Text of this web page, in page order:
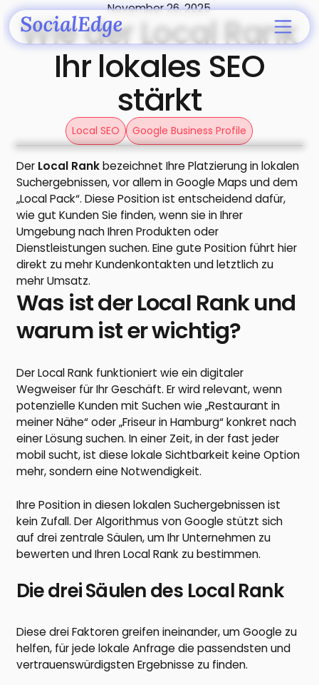
November 26, 2025
Wie der Local Rank
Ihr lokales SEO
stärkt
Local SEO Google Business Profile
Der Local Rankbezeichnet Ihre Platzierung in lokalen
Suchergebnissen, vor allem in Google Maps und dem
„Local Pack“. Diese Position ist entscheidend dafür,
wie gut Kunden Sie finden, wenn sie in Ihrer
Umgebung nach Ihren Produkten oder
Dienstleistungen suchen. Eine gute Position führt hier
direkt zu mehr Kundenkontakten und letztlich zu
mehr Umsatz.
Was ist der Local Rank und
warum ist er wichtig?
Der Local Rank funktioniert wie ein digitaler
Wegweiser für Ihr Geschäft. Er wird relevant, wenn
potenzielle Kunden mit Suchen wie „Restaurant in
meiner Nähe“ oder „Friseur in Hamburg“ konkret nach
einer Lösung suchen. In einer Zeit, in der fast jeder
mobil sucht, ist diese lokale Sichtbarkeit keine Option
mehr, sondern eine Notwendigkeit.
Ihre Position in diesen lokalen Suchergebnissen ist
kein Zufall. Der Algorithmus von Google stützt sich
auf drei zentrale Säulen, um Ihr Unternehmen zu
bewerten und Ihren Local Rank zu bestimmen.
Die drei Säulen des Local Rank
Diese drei Faktoren greifen ineinander, um Google zu
helfen, für jede lokale Anfrage die passendsten und
vertrauenswürdigsten Ergebnisse zu finden.